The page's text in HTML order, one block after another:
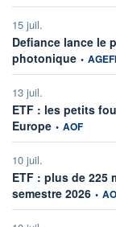
15 juil.
Defiance lance le
photonique •
13 juil.
ETF : les petits
Europe information
• AOF
10 juil.
ETF : plus de 225
semestre 2026 •